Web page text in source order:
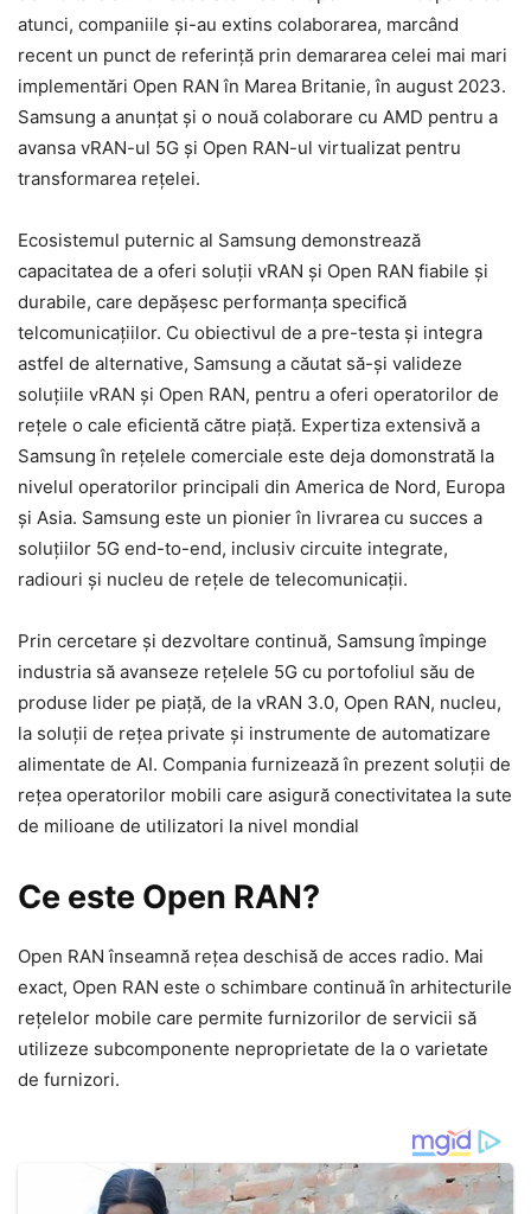
atunci, companiile și-au extins colaborarea, marcând
recent un punct de referință prin demararea celei mai mari
implementări Open RAN în Marea Britanie, în august 2023.
Samsung a anunțat și o nouă colaborare cu AMD pentru a
avansa vRAN-ul 5G și Open RAN-ul virtualizat pentru
transformarea rețelei.
Ecosistemul puternic al Samsung demonstrează
capacitatea de a oferi soluții vRAN și Open RAN fiabile și
durabile, care depășesc performanța specifică
telcomunicațiilor. Cu obiectivul de a pre-testa și integra
astfel de alternative, Samsung a căutat să-și valideze
soluțiile vRAN și Open RAN, pentru a oferi operatorilor de
rețele o cale eficientă către piață. Expertiza extensivă a
Samsung în rețelele comerciale este deja domonstrată la
nivelul operatorilor principali din America de Nord, Europa
și Asia. Samsung este un pionier în livrarea cu succes a
soluțiilor 5G end-to-end, inclusiv circuite integrate,
radiouri și nucleu de rețele de telecomunicații.
Prin cercetare și dezvoltare continuă, Samsung împinge
industria să avanseze rețelele 5G cu portofoliul său de
produse lider pe piață, de la vRAN 3.0, Open RAN, nucleu,
la soluții de rețea private și instrumente de automatizare
alimentate de AI. Compania furnizează în prezent soluții de
rețea operatorilor mobili care asigură conectivitatea la sute
de milioane de utilizatori la nivel mondial
Ce este Open RAN?
Open RAN înseamnă rețea deschisă de acces radio. Mai
exact, Open RAN este o schimbare continuă în arhitecturile
rețelelor mobile care permite furnizorilor de servicii să
utilizeze subcomponente neproprietate de la o varietate
de furnizori.